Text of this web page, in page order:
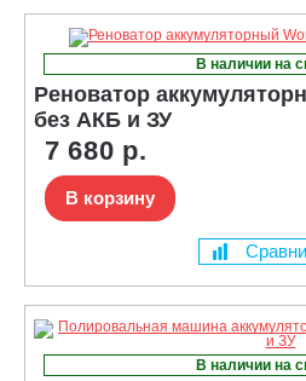
В наличии на
Реноватор
без АКБ и ЗУ
7 680 р.
В корзину
В наличии на